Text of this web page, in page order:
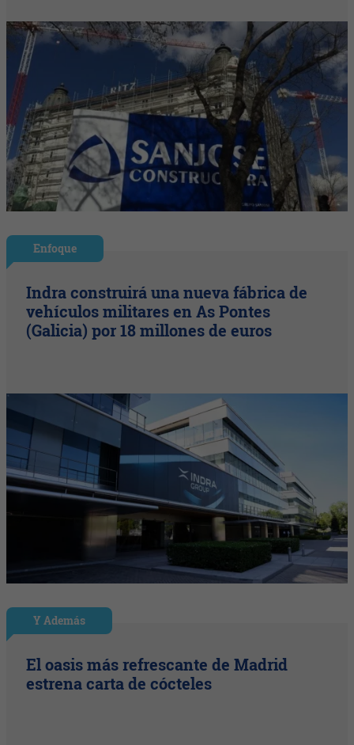
Enfoque
Indra construirá una nueva fábrica de
vehículos militares en As Pontes
(Galicia) por 18 millones de euros
Y Además
El oasis más refrescante de Madrid
estrena carta de cócteles